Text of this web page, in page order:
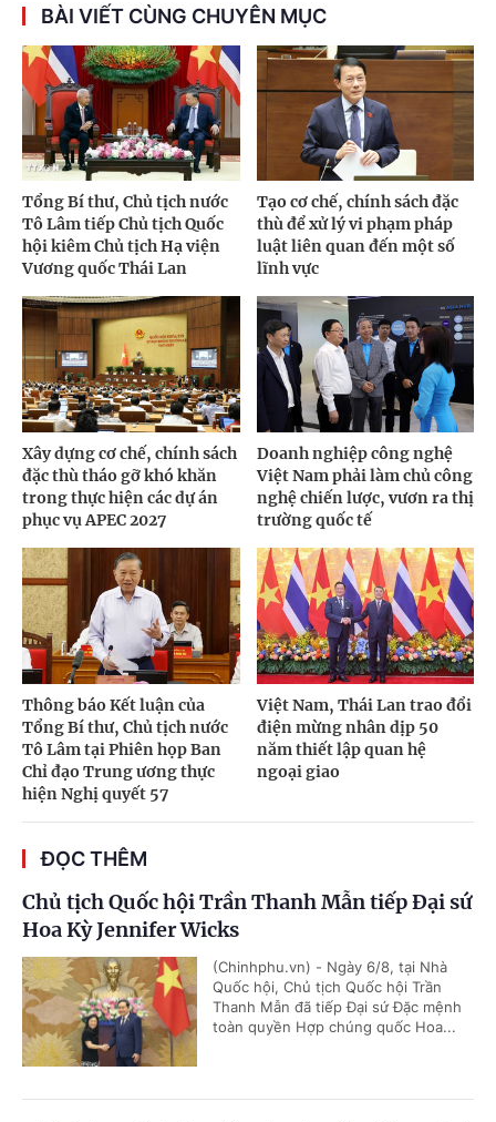
BÀI VIẾT CÙNG CHUYÊN MỤC
Tổng Bí thư, Chủ tịch nước
Tô Lâm tiếp Chủ tịch Quốc
hội kiêm Chủ tịch Hạ viện
Vương quốc Thái Lan
Tạo cơ chế, chính sách đặc
thù để xử lý vi phạm pháp
luật liên quan đến một số
lĩnh vực
Xây dựng cơ chế, chính sách
đặc thù tháo gỡ khó khăn
trong thực hiện các dự án
phục vụ APEC 2027
Doanh nghiệp công nghệ
Việt Nam phải làm chủ công
nghệ chiến lược, vươn ra thị
trường quốc tế
Thông báo Kết luận của
Tổng Bí thư, Chủ tịch nước
Tô Lâm tại Phiên họp Ban
Chỉ đạo Trung ương thực
hiện Nghị quyết 57
Việt Nam, Thái Lan trao đổi
điện mừng nhân dịp 50
năm thiết lập quan hệ
ngoại giao
ĐỌC THÊM
Chủ tịch Quốc hội Trần Thanh Mẫn tiếp Đại sứ
Hoa Kỳ Jennifer Wicks
(Chinhphu.vn) - Ngày 6/8, tại Nhà
Quốc hội, Chủ tịch Quốc hội Trần
Thanh Mẫn đã tiếp Đại sứ Đặc mệnh
toàn quyền Hợp chúng quốc Hoa...